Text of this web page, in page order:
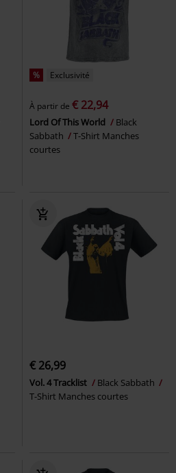
% Exclusivité
À partir de € 22,94
Lord Of This World
Black
Sabbath
T-Shirt Manches
courtes
€ 26,99
Vol. 4 Tracklist
Black Sabbath
T-Shirt Manches courtes